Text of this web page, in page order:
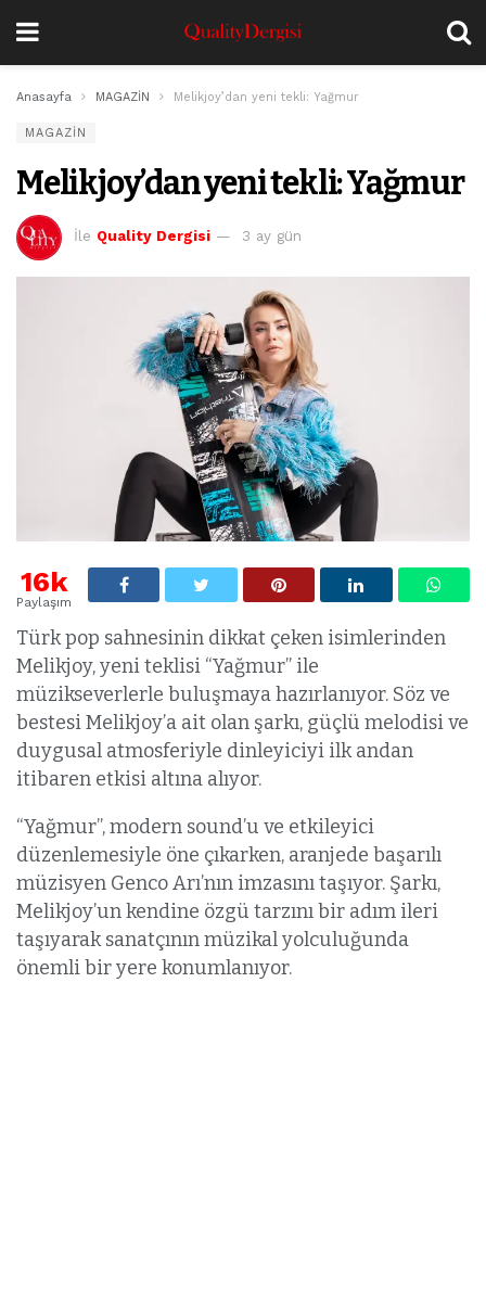
Anasayfa MAGAZİN Melikjoy’dan yeni tekli: Yağmur
MAGAZİN
Melikjoy’dan yeni tekli: Yağmur
İle Quality Dergisi 3 ay gün
16k
Paylaşım
Türk pop sahnesinin dikkat çeken isimlerinden
Melikjoy, yeni teklisi “Yağmur” ile
müzikseverlerle buluşmaya hazırlanıyor. Söz ve
bestesi Melikjoy’a ait olan şarkı, güçlü melodisi ve
duygusal atmosferiyle dinleyiciyi ilk andan
itibaren etkisi altına alıyor.
“Yağmur”, modern sound’u ve etkileyici
düzenlemesiyle öne çıkarken, aranjede başarılı
müzisyen Genco Arı’nın imzasını taşıyor. Şarkı,
Melikjoy’un kendine özgü tarzını bir adım ileri
taşıyarak sanatçının müzikal yolculuğunda
önemli bir yere konumlanıyor.